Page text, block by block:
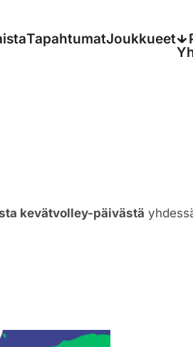
TapahtumatJoukkueet
kevätvolley-päivästä